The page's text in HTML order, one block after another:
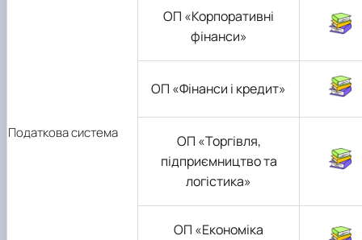
Податкова система
ОП «Корпоративні
фінанси»
ОП «Фінанси і кредит»
ОП «Торгівля,
підприємництво та
логістика»
ОП «Економіка